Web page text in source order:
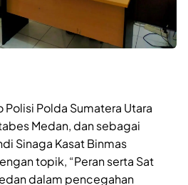
Polda Sumatera Utara
Medan, dan sebagai
Sinaga Kasat Binmas
topik, “Peran serta Sat
dalam pencegahan